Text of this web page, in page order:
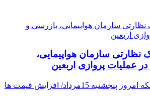
نظارتی سازمان هواپیمایی،
عملیات پروازی اربعین